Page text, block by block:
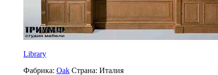
Library
Фабрика: Oak Страна: Италия